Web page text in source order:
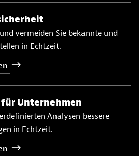
vermeiden Sie bekannte und
in Echtzeit.
Unternehmen
Analysen bessere
in Echtzeit.